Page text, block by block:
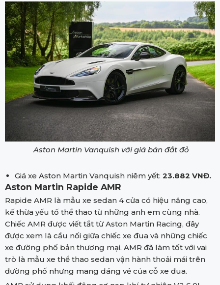
Aston Martin Vanquish với giá bán đắt đỏ
Giá xe Aston Martin Vanquish niêm yết: 23.882 VNĐ.
Aston Martin Rapide AMR
Rapide AMR là mẫu xe sedan 4 cửa có hiệu năng cao,
kế thừa yếu tố thể thao từ những anh em cùng nhà.
Chiếc AMR được viết tắt từ Aston Martin Racing, đây
được xem là cầu nối giữa chiếc xe đua và những chiếc
xe đường phố bản thương mại. AMR đã làm tốt với vai
trò là mẫu xe thể thao sedan vận hành thoải mái trên
đường phố nhưng mang dáng vẻ của cỗ xe đua.